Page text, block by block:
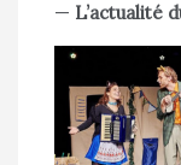
— L’actualité